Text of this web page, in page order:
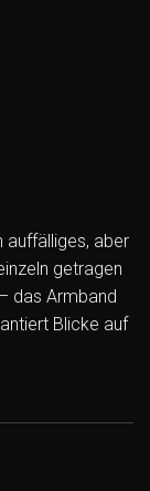
auffälliges, aber
getragen
das Armband
Blicke auf